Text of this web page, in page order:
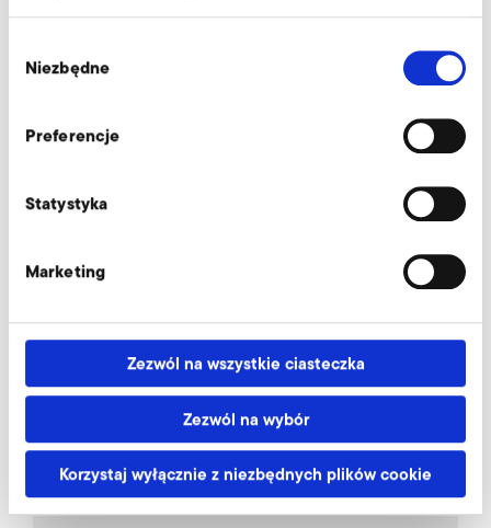
zgody
Niezbędne
Preferencje
Statystyka
Marketing
Zezwól na wszystkie ciasteczka
Zezwól na wybór
Korzystaj wyłącznie z niezbędnych plików cookie
670/47
Falownik do pracy w wersji
zabudowanej (FUK)
Falownik do pracy z dala od
urządzenia (FU)